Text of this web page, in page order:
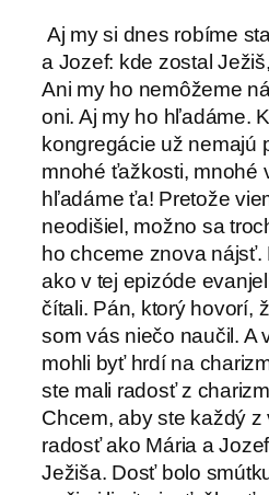
Aj my si dnes robíme
a Jozef: kde zostal
Ani my ho nemôžeme
oni. Aj my ho hľadáme.
kongregácie už nemajú
mnohé ťažkosti, mnohé
hľadáme ťa! Pretože
neodišiel, možno sa
ho chceme znova
ako v tej epizóde
čítali. Pán, ktorý hovorí,
som vás niečo naučil. A
mohli byť hrdí na
ste mali radosť z
Chcem, aby ste každý z
radosť ako Mária a
Ježiša. Dosť bolo